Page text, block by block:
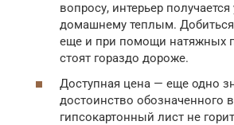
вопросу, интерьер
домашнему теплым.
еще и при помощи натяжных
стоят гораздо дороже.
Доступная цена — еще одно
достоинство обозначенного
гипсокартонный лист не